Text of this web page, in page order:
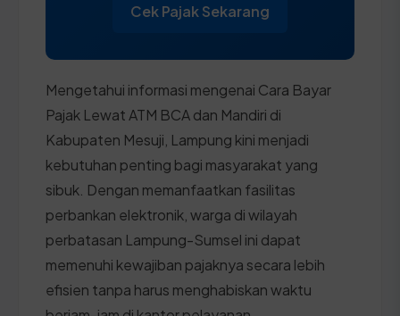
Cek Pajak Sekarang
Mengetahui informasi mengenai Cara Bayar
Pajak Lewat ATM BCA dan Mandiri di
Kabupaten Mesuji, Lampung kini menjadi
kebutuhan penting bagi masyarakat yang
sibuk. Dengan memanfaatkan fasilitas
perbankan elektronik, warga di wilayah
perbatasan Lampung-Sumsel ini dapat
memenuhi kewajiban pajaknya secara lebih
efisien tanpa harus menghabiskan waktu